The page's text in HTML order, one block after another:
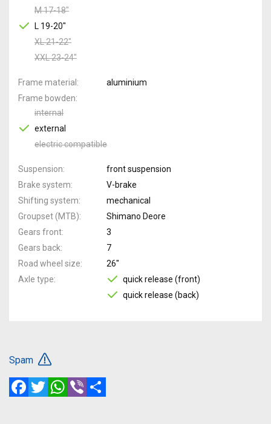
M 17-18"
L 19-20"
XL 21-22"
XXL 23-24"
Frame material
aluminium
Frame bowden
internal
external
electric compatible
Suspension
front suspension
Brake system
V-brake
Shifting system
mechanical
Groupset (MTB)
Shimano Deore
Gears front
3
Gears back
7
Road wheel size
26"
Axle type
quick release (front)
quick release (back)
Spam
FacebookTwitterWhatsApp
Viber